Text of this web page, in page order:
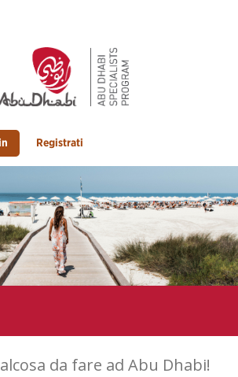
Registrati
da fare ad Abu Dhabi!